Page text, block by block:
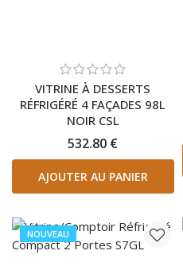
VITRINE À DESSERTS
RÉFRIGÉRÉ 4 FAÇADES 98L
NOIR CSL
532.80 €
AJOUTER AU PANIER
NOUVEAU